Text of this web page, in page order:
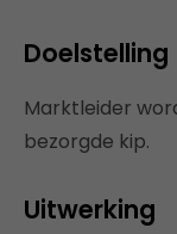
Doelstelling
Marktleider
bezorgde kip.
Uitwerking